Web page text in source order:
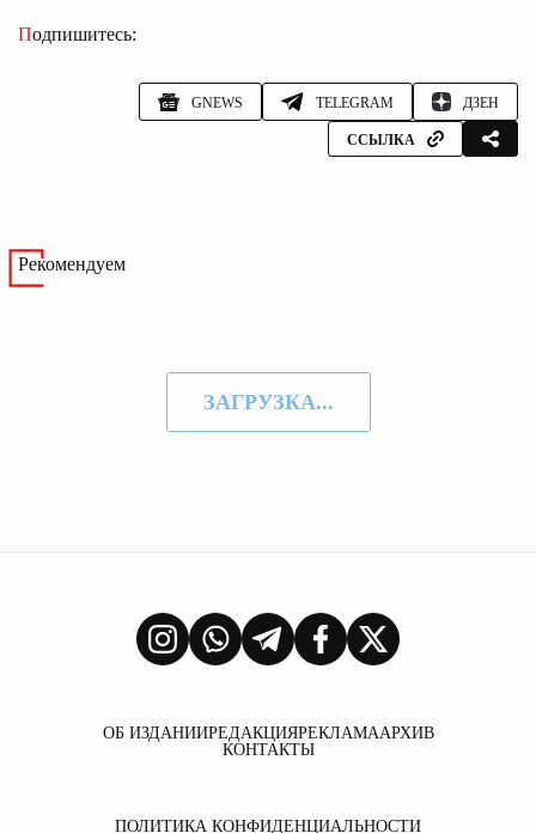
Подпишитесь:
GNEWS TELEGRAM ДЗЕН
ССЫЛКА
Рекомендуем
ЗАГРУЗКА...
ОБ ИЗДАНИИРЕДАКЦИЯРЕКЛАМААРХИВ
КОНТАКТЫ
ПОЛИТИКА КОНФИДЕНЦИАЛЬНОСТИ